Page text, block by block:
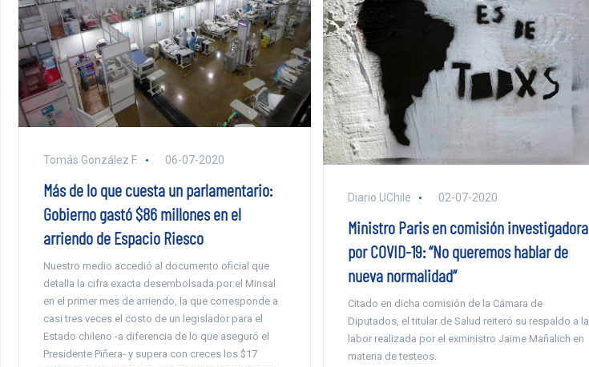
Tomás González F. 06-07-2020
Más de lo que cuesta un parlamentario:
Gobierno gastó $86 millones en el
arriendo de Espacio Riesco
Nuestro medio accedió al documento oficial que
detalla la cifra exacta desembolsada por el Minsal
en el primer mes de arriendo, la que corresponde a
casi tres veces el costo de un legislador para el
Estado chileno -a diferencia de lo que aseguró el
Presidente Piñera- y supera con creces los $17
Diario UChile 02-07-2020
Ministro Paris en comisión investigadora
por COVID-19: “No queremos hablar de
nueva normalidad”
Citado en dicha comisión de la Cámara de
Diputados, el titular de Salud reiteró su respaldo a la
labor realizada por el exministro Jaime Mañalich en
materia de testeos.